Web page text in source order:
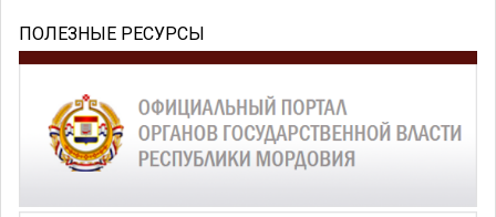
ПОЛЕЗНЫЕ РЕСУРСЫ